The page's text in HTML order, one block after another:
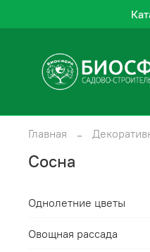
Главная
Сосна
Однолетние цветы
Овощная рассада